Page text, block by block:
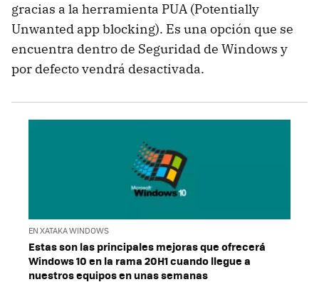
gracias a la herramienta PUA (Potentially
Unwanted app blocking). Es una opción que se
encuentra dentro de Seguridad de Windows y
por defecto vendrá desactivada.
EN XATAKA WINDOWS
Estas son las principales mejoras que ofrecerá
Windows 10 en la rama 20H1 cuando llegue a
nuestros equipos en unas semanas